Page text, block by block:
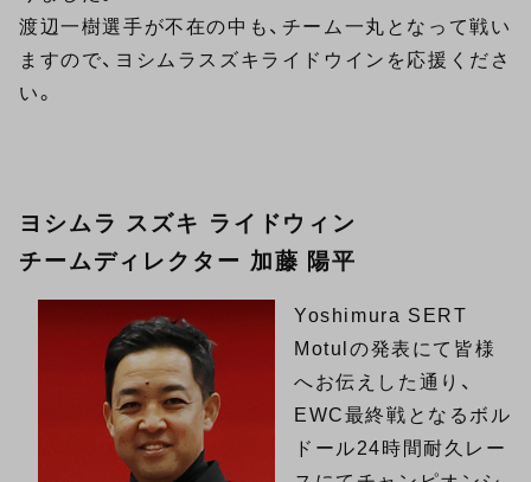
渡辺一樹選手が不在の中も、チーム一丸となって戦い
ますので、ヨシムラスズキライドウインを応援くださ
い。
ヨシムラ スズキ ライドウィン
チームディレクター 加藤 陽平
Yoshimura SERT
Motulの発表にて皆様
へお伝えした通り、
EWC最終戦となるボル
ドール24時間耐久レー